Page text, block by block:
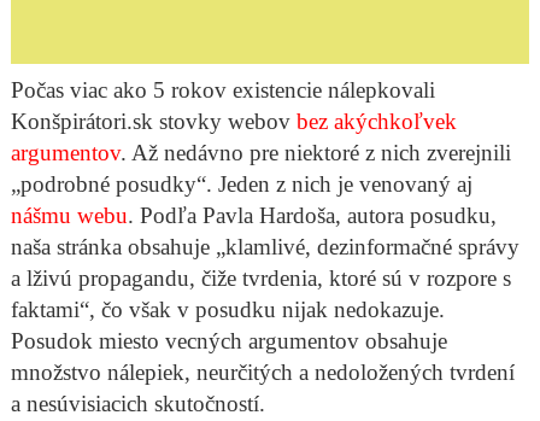
Počas viac ako 5 rokov existencie nálepkovali
Konšpirátori.sk stovky webov bez akýchkoľvek
argumentov. Až nedávno pre niektoré z nich zverejnili
„podrobné posudky“. Jeden z nich je venovaný aj
nášmu webu. Podľa Pavla Hardoša, autora posudku,
naša stránka obsahuje „klamlivé, dezinformačné správy
a lživú propagandu, čiže tvrdenia, ktoré sú v rozpore s
faktami“, čo však v posudku nijak nedokazuje.
Posudok miesto vecných argumentov obsahuje
množstvo nálepiek, neurčitých a nedoložených tvrdení
a nesúvisiacich skutočností.